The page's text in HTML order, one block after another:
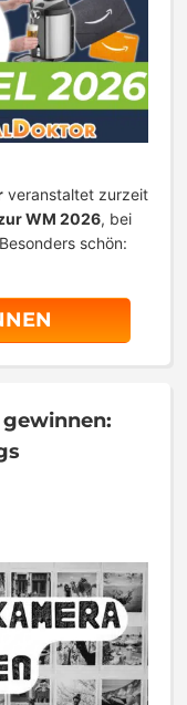
veranstaltet zurzeit
WM 2026, bei
schön: